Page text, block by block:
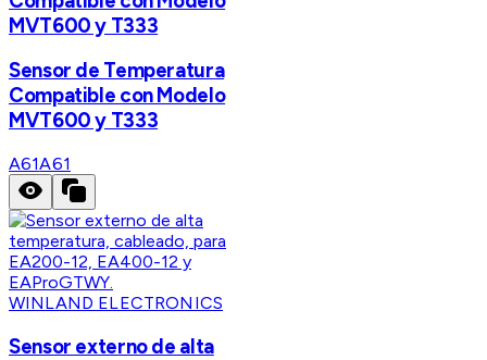
MVT600 y T333
Sensor de Temperatura
Compatible con Modelo
MVT600 y T333
A61A61
WINLAND ELECTRONICS
Sensor externo de alta